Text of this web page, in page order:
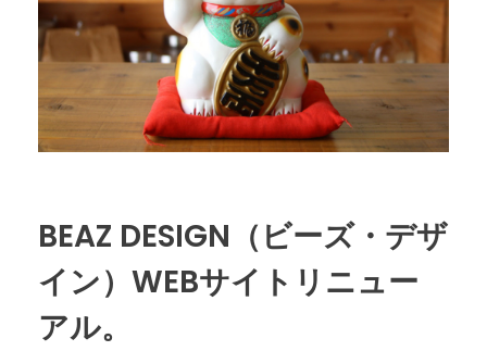
BEAZ DESIGN（ビーズ・デザ
イン）WEBサイトリニュー
アル。